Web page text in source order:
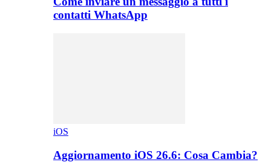
contatti WhatsApp
iOS
Aggiornamento iOS 26.6: Cosa Cambia?